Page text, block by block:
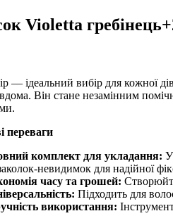
Violetta
— ідеальний вибір для кожної
вдома. Він стане незамінним
переваги
комплект для укладання: У
невидимок для надійної
часу та грошей:
Підходить для
використання: